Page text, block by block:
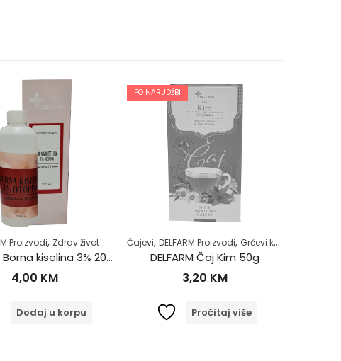
,Zdrav život
Proizvodi, Zdrav život
DELFARM Borna kiselina 3% 200ml
4,00 KM
Dodaj u korpu
PO NARUDŽBI
Čajevi, DELFARM Proizvodi, Grčevi kod beba
DELFARM Čaj Kim 50g
3,20 KM
Pročitaj više